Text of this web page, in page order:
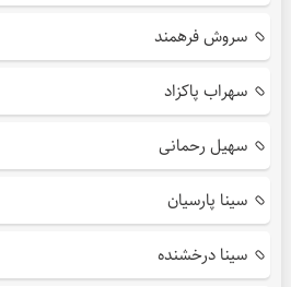
سروش فرهمند
سهراب پاکزاد
سهیل رحمانی
سینا پارسیان
سینا درخشنده